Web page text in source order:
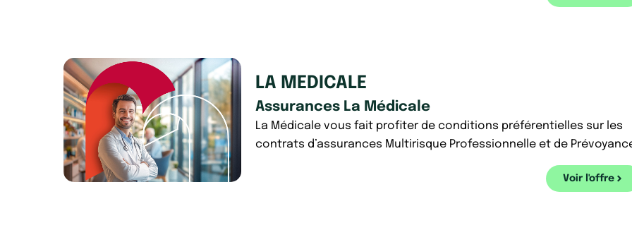
LA MEDICALE
Assurances La Médicale
La Médicale vous fait profiter de conditions préférentielles sur les
contrats d’assurances Multirisque Professionnelle et de
Voir l'offre